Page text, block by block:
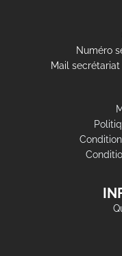
Numéro
Mail secrétariat